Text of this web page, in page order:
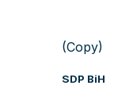
(Copy)
SDP BiH